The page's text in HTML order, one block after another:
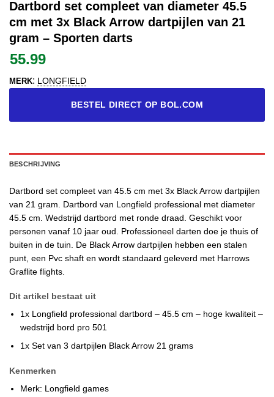
Dartbord set compleet van diameter 45.5
cm met 3x Black Arrow dartpijlen van 21
gram – Sporten darts
55.99
MERK: LONGFIELD
BESTEL DIRECT OP BOL.COM
BESCHRIJVING
Dartbord set compleet van 45.5 cm met 3x Black Arrow dartpijlen
van 21 gram. Dartbord van Longfield professional met diameter
45.5 cm. Wedstrijd dartbord met ronde draad. Geschikt voor
personen vanaf 10 jaar oud. Professioneel darten doe je thuis of
buiten in de tuin. De Black Arrow dartpijlen hebben een stalen
punt, een Pvc shaft en wordt standaard geleverd met Harrows
Graflite flights.
Dit artikel bestaat uit
1x Longfield professional dartbord – 45.5 cm – hoge kwaliteit –
wedstrijd bord pro 501
1x Set van 3 dartpijlen Black Arrow 21 grams
Kenmerken
Merk: Longfield games